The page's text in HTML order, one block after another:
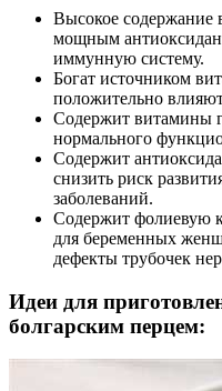
Высокое содержание
мощным
иммунную систему.
Богат источником
положительно
Содержит витамины
нормального
Содержит
снизить риск
заболеваний.
Содержит фолиевую
для беременных
дефекты трубочек
Идеи для
болгарским перцем: